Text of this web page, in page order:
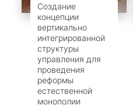
Создание
концепции
вертикально
интегрированной
структуры
управления для
проведения
реформы
естественной
монополии